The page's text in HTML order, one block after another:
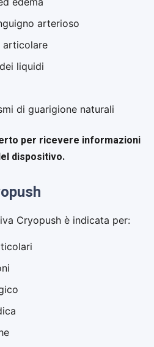
arterioso
articolare
liquidi
di guarigione naturali
per ricevere informazioni
dispositivo.
Cryopush è indicata per: